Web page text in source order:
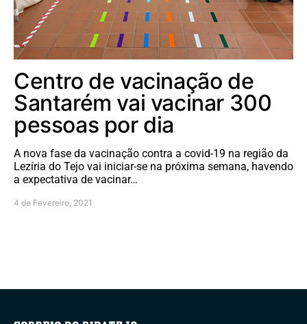
Centro de vacinação de
Santarém vai vacinar 300
pessoas por dia
A nova fase da vacinação contra a covid-19 na região da
Lezíria do Tejo vai iniciar-se na próxima semana, havendo
a expectativa de vacinar…
4 de Fevereiro, 2021